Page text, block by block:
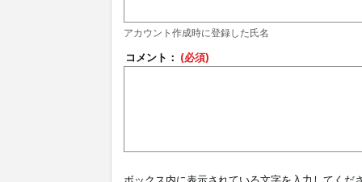
アカウント作成時に登録した氏名
コメント： (必須)